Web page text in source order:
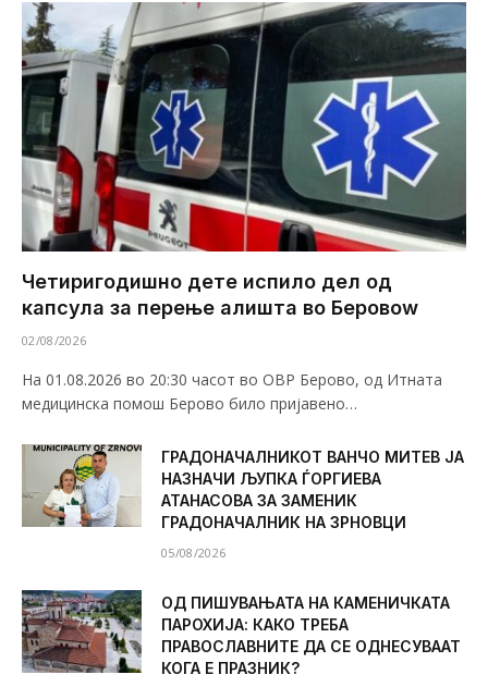
Четиригодишно дете испило дел од
капсула за перење алишта во Беровоw
02/08/2026
На 01.08.2026 во 20:30 часот во ОВР Берово, од Итната
медицинска помош Берово било пријавено…
ГРАДОНАЧАЛНИКОТ ВАНЧО МИТЕВ ЈА
НАЗНАЧИ ЉУПКА ЃОРГИЕВА
АТАНАСОВА ЗА ЗАМЕНИК
ГРАДОНАЧАЛНИК НА ЗРНОВЦИ
05/08/2026
ОД ПИШУВАЊАТА НА КАМЕНИЧКАТА
ПАРОХИЈА: КАКО ТРЕБА
ПРАВОСЛАВНИТЕ ДА СЕ ОДНЕСУВААТ
КОГА Е ПРАЗНИК?